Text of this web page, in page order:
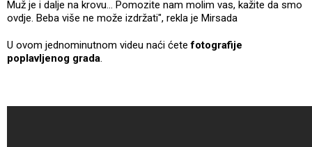
Muž je i dalje na krovu... Pomozite nam molim vas, kažite da smo
ovdje. Beba više ne može izdržati", rekla je Mirsada
U ovom jednominutnom videu naći ćetefotografije
poplavljenog grada.